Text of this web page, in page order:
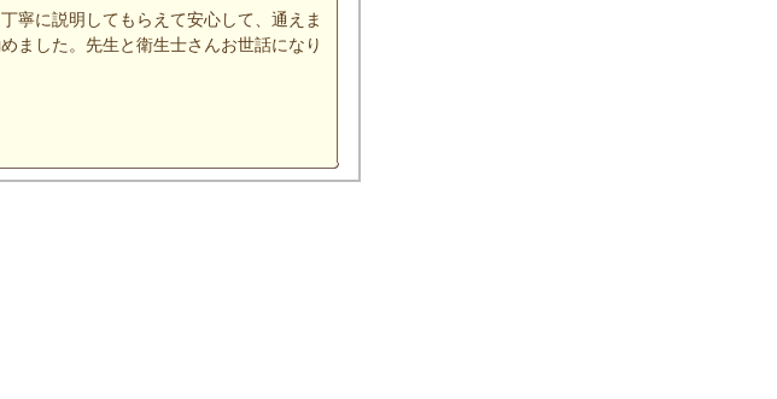
寧に説明してもらえて安心して、通えま
ました。先生と衛生士さんお世話になり